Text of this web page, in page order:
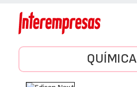
QUÍMICA